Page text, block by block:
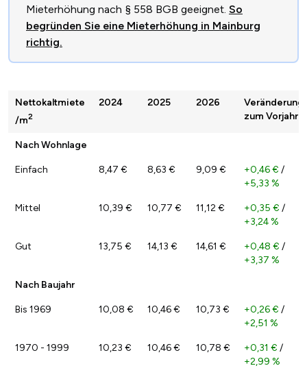
Mieterhöhung nach § 558 BGB geeignet. So
begründen Sie eine Mieterhöhung in Mainburg
richtig.
Nettokaltmiete
/m2
2024 2025 2026
Veränderung
zum Vorjahr
Nach Wohnlage
Einfach 8,47 € 8,63 € 9,09 € +0,46 € /
+5,33 %
Mittel 10,39 € 10,77 € 11,12 € +0,35 € /
+3,24 %
Gut 13,75 € 14,13 € 14,61 € +0,48 € /
+3,37 %
Nach Baujahr
Bis 1969 10,08 € 10,46 € 10,73 € +0,26 € /
+2,51 %
1970 - 1999 10,23 € 10,46 € 10,78 € +0,31 € /
+2,99 %